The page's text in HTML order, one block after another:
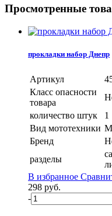
Просмотренные
прокладки набор Днепр
Артикул
Класс опасности
товара
количество штук
1
Вид мототехники
Бренд
разделы
В избранное
298 руб.
-